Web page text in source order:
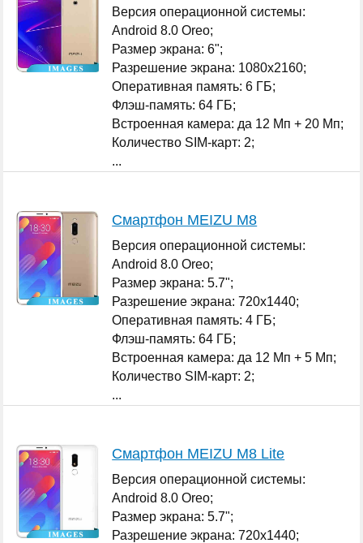
Версия операционной системы:
Android 8.0 Oreo;
Размер экрана: 6";
Разрешение экрана: 1080x2160;
Оперативная память: 6 ГБ;
Флэш-память: 64 ГБ;
Встроенная камера: да 12 Мп + 20 Мп;
Количество SIM-карт: 2;
...
Смартфон MEIZU M8
Версия операционной системы:
Android 8.0 Oreo;
Размер экрана: 5.7";
Разрешение экрана: 720x1440;
Оперативная память: 4 ГБ;
Флэш-память: 64 ГБ;
Встроенная камера: да 12 Мп + 5 Мп;
Количество SIM-карт: 2;
...
Смартфон MEIZU M8 Lite
Версия операционной системы:
Android 8.0 Oreo;
Размер экрана: 5.7";
Разрешение экрана: 720x1440;